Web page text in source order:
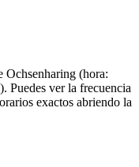
Ochsenharing (hora:
Puedes ver la frecuencia
exactos abriendo la